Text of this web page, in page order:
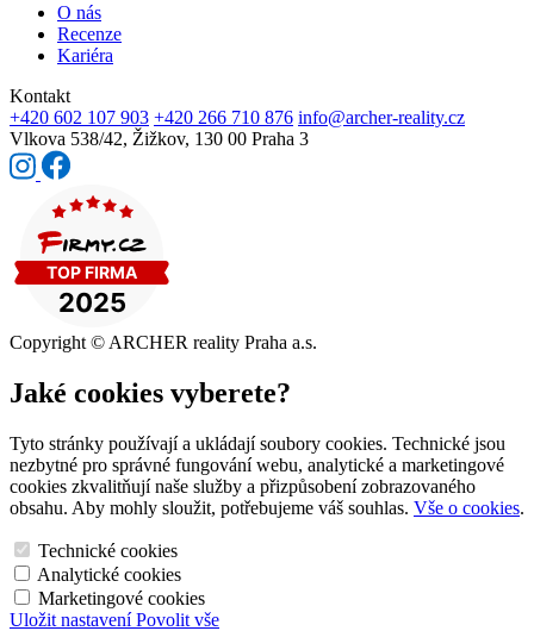
O nás
Recenze
Kariéra
Kontakt
+420 602 107 903 +420 266 710 876 info@archer-reality.cz
Vlkova 538/42, Žižkov, 130 00 Praha 3
Copyright © ARCHER reality Praha a.s.
Jaké cookies vyberete?
Tyto stránky používají a ukládají soubory cookies. Technické jsou
nezbytné pro správné fungování webu, analytické a marketingové
cookies zkvalitňují naše služby a přizpůsobení zobrazovaného
obsahu. Aby mohly sloužit, potřebujeme váš souhlas. Vše o cookies.
Technické cookies
Analytické cookies
Marketingové cookies
Uložit nastavení Povolit vše